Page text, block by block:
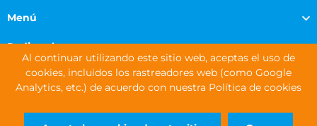
Menú
Pedir pulseras
Información de contacto
Al continuar utilizando este sitio web, aceptas el uso de
cookies, incluidos los rastreadores web (como Google
Analytics, etc.) de acuerdo con nuestra Política de cookies